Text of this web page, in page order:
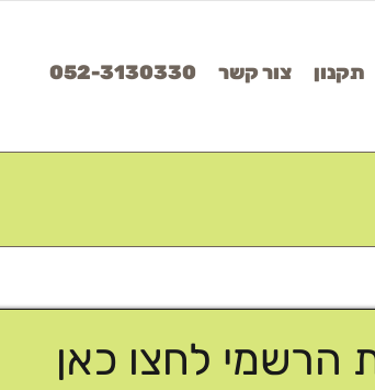
תקנון צור קשר 052-3130330
הרשמי לחצו כאן